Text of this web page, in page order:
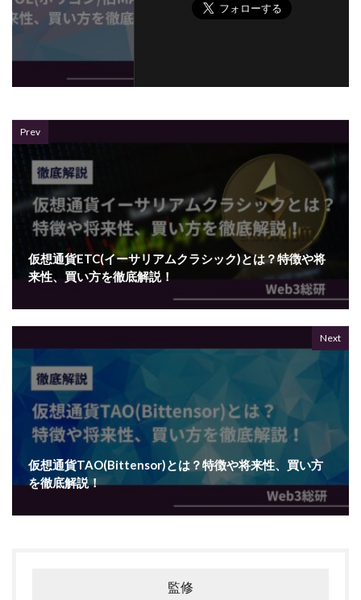
Prev
仮想通貨ETC(イーサリアムクラシック)とは？特徴や将
来性、買い方を徹底解説！
Next
仮想通貨TAO(Bittensor)とは？特徴や将来性、買い方
を徹底解説！
監修